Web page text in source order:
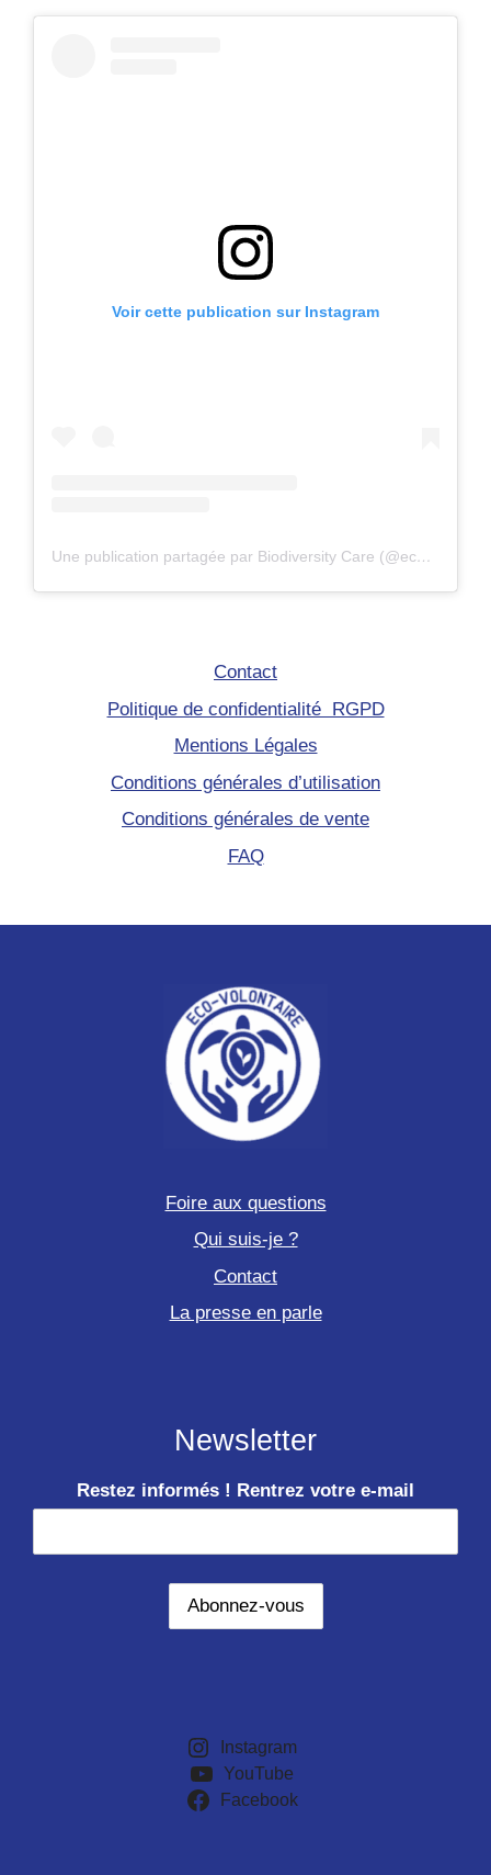
Voir cette publication sur Instagram
Une publication partagée par Biodiversity Care (@eco.volontaire)
Contact
Politique de confidentialité RGPD
Mentions Légales
Conditions générales d’utilisation
Conditions générales de vente
FAQ
Foire aux questions
Qui suis-je ?
Contact
La presse en parle
Newsletter
Restez informés ! Rentrez votre e-mail
Instagram
YouTube
Facebook